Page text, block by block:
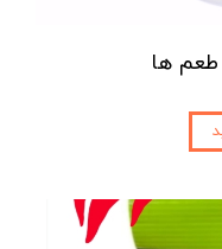
ها